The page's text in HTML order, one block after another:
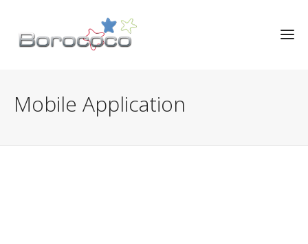
Mobile Application